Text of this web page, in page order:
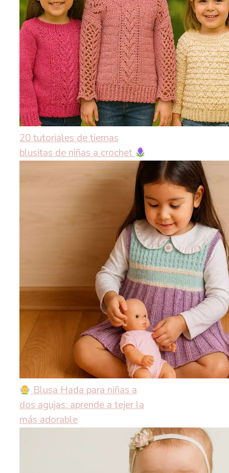
20 tutoriales de tiernas
blusitas de niñas a crochet
Blusa Hada para niñas a
dos agujas: aprende a tejer la
más adorable